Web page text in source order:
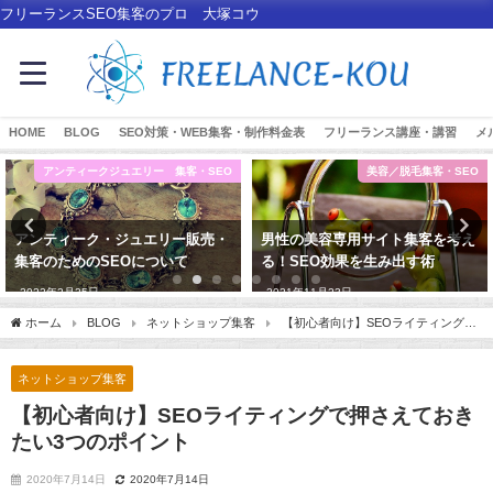
フリーランスSEO集客のプロ 大塚コウ
HOME BLOG SEO対策・WEB集客・制作料金表 フリーランス講座・講習 メ
アンティークジュエリー 集客・SEO
アンティーク・ジュエリー販売・
集客のためのSEOについて
2022年2月25日
美容／脱毛集客・SEO
男性の美容専用サイト集客を考え
る！SEO効果を生み出す術
2021年11月23日
ホーム BLOG ネットショップ集客
【初心者向け】SEOライティングで
押さえておきたい3つのポイント
ネットショップ集客
【初心者向け】SEOライティングで押さえておき
たい3つのポイント
2020年7月14日 2020年7月14日